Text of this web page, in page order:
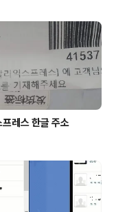
레스 한글 주소